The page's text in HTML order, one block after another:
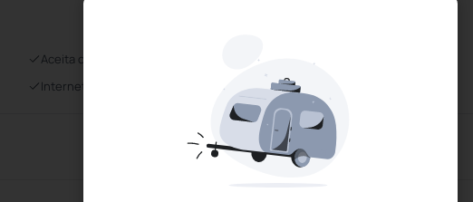
Aceita os principais cartões de crédito
Internet sem fio Wifi Gratuito